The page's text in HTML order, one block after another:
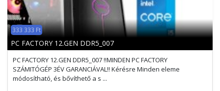
333 333 Ft
PC FACTORY 12.GEN DDR5_007
PC FACTORY 12.GEN DDR5_007 !!MINDEN PC FACTORY
SZÁMITÓGÉP 3ÉV GARANCIÁVAL!! Kérésre Minden eleme
módosítható, és bővíthető a s ...